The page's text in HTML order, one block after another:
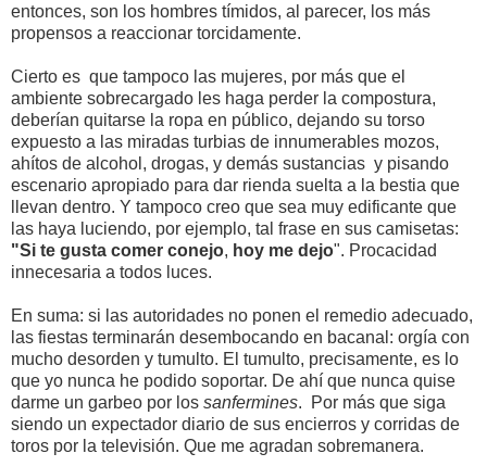
entonces, son los hombres tímidos, al parecer, los más
propensos a reaccionar torcidamente.
Cierto es que tampoco las mujeres, por más que el
ambiente sobrecargado les haga perder la compostura,
deberían quitarse la ropa en público, dejando su torso
expuesto a las miradas turbias de innumerables mozos,
ahítos de alcohol, drogas, y demás sustancias y pisando
escenario apropiado para dar rienda suelta a la bestia que
llevan dentro. Y tampoco creo que sea muy edificante que
las haya luciendo, por ejemplo, tal frase en sus camisetas:
"Si te gusta comer conejo, hoy me dejo". Procacidad
innecesaria a todos luces.
En suma: si las autoridades no ponen el remedio adecuado,
las fiestas terminarán desembocando en bacanal: orgía con
mucho desorden y tumulto. El tumulto, precisamente, es lo
que yo nunca he podido soportar. De ahí que nunca quise
darme un garbeo por los sanfermines. Por más que siga
siendo un expectador diario de sus encierros y corridas de
toros por la televisión. Que me agradan sobremanera.